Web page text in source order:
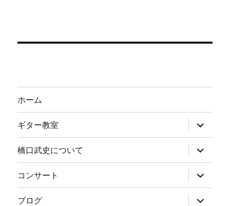
ホーム
ギター教室
サ
ブ
メ
ニ
ュ
ー
を
展
開
橋口武史について
サ
ブ
メ
ニ
ュ
ー
を
コンサート
サ
ブ
メ
ニ
ブログ
サ